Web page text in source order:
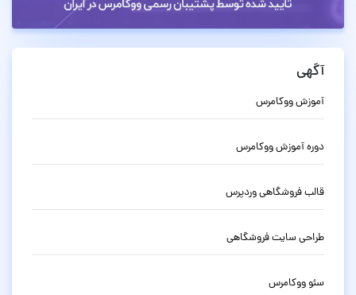
آگهی
آموزش ووکامرس
دوره آموزش ووکامرس
قالب فروشگاهی وردپرس
طراحی سایت فروشگاهی
سئو ووکامرس